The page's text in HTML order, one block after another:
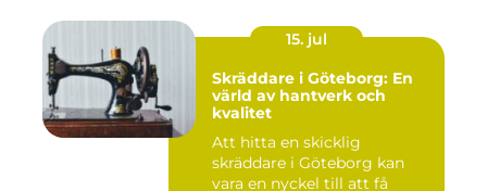
15. jul
Skräddare i Göteborg: En
värld av hantverk och
kvalitet
Att hitta en skicklig
skräddare i Göteborg kan
vara en nyckel till att få